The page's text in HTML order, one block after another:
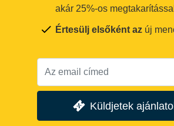
akár 25%-os megtakarítással
Értesülj elsőként az új
Küldjetek